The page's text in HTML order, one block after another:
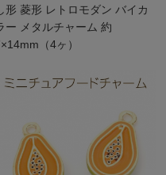
形 菱形 レトロモダン バイカ
ー メタルチャーム 約
（4ヶ）